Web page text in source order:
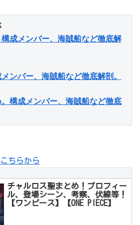
成メンバー、海賊船など徹底解
ンバー、海賊船など徹底解剖。
構成メンバー、海賊船など徹底
ちらから
チャルロス聖まとめ！プロフィー
ル、登場シーン、考察、伏線等！
【ワンピース】【ONE PIECE】